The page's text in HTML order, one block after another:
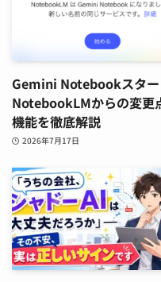
Gemini Notebookスター
NotebookLMからの変更
機能を徹底解説
2026年7月17日